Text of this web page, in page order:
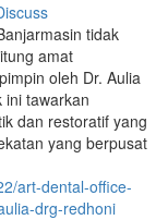
tidak
amat
oleh Dr. Aulia
ini tawarkan
dan restoratif yang
yang berpusat
art-dental-office-
drg-redhoni